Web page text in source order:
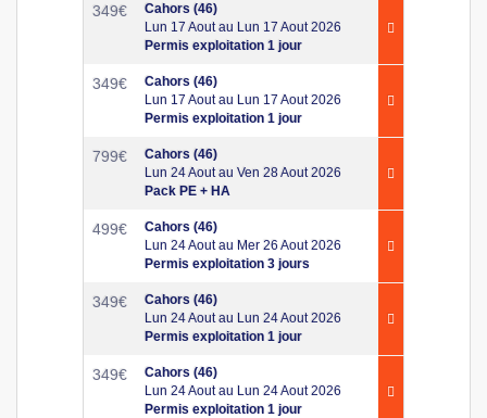
349€
Cahors (46)
Lun 17 Aout au Lun 17 Aout 2026
Permis exploitation 1 jour
349€
Cahors (46)
Lun 17 Aout au Lun 17 Aout 2026
Permis exploitation 1 jour
799€
Cahors (46)
Lun 24 Aout au Ven 28 Aout 2026
Pack PE + HA
499€
Cahors (46)
Lun 24 Aout au Mer 26 Aout 2026
Permis exploitation 3 jours
349€
Cahors (46)
Lun 24 Aout au Lun 24 Aout 2026
Permis exploitation 1 jour
349€
Cahors (46)
Lun 24 Aout au Lun 24 Aout 2026
Permis exploitation 1 jour